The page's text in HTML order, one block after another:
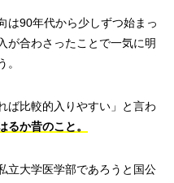
は90年代から少しずつ始まっ
が合わさったことで一気に明
ば比較的入りやすい」と言わ
るか昔のこと。
立大学医学部であろうと国公